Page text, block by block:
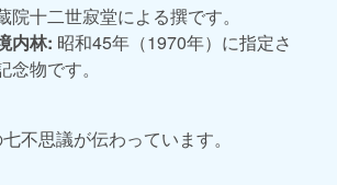
院十二世寂堂による撰です。
内林: 昭和45年（1970年）に指定さ
念物です。
不思議が伝わっています。